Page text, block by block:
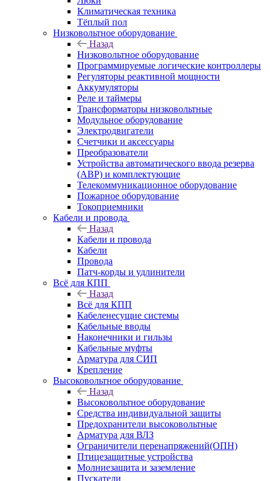
Климатическая техника
Тёплый пол
Низковольтное оборудование
Назад
Низковольтное оборудование
Программируемые логические контроллеры
Регуляторы реактивной мощности
Аккумуляторы
Реле и таймеры
Трансформаторы низковольтные
Модульное оборудование
Электродвигатели
Счетчики и аксессуары
Преобразователи
Устройства автоматического ввода резерва
(АВР) и комплектующие
Телекоммуникационное оборудование
Пожарное оборудование
Токоприемники
Кабели и провода
Назад
Кабели и провода
Кабели
Провода
Патч-корды и удлинители
Всё для КПП
Назад
Всё для КПП
Кабеленесущие системы
Кабельные вводы
Наконечники и гильзы
Кабельные муфты
Арматура для СИП
Крепление
Высоковольтное оборудование
Назад
Высоковольтное оборудование
Средства индивидуальной защиты
Предохранители высоковольтные
Арматура для ВЛЗ
Ограничители перенапряжений(ОПН)
Птицезащитные устройства
Молниезащита и заземление
Пускатели